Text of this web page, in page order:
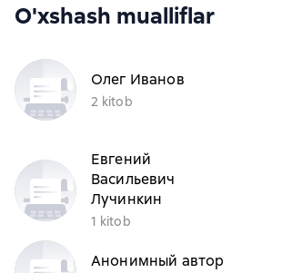
O'xshash mualliflar
Олег Иванов
2 kitob
Евгений
Васильевич
Лучинкин
1 kitob
Анонимный автор